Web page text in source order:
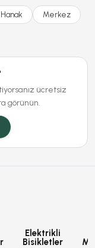
Hanak Merkez
ücretsiz
görünün.
Elektrikli
Bisikletler